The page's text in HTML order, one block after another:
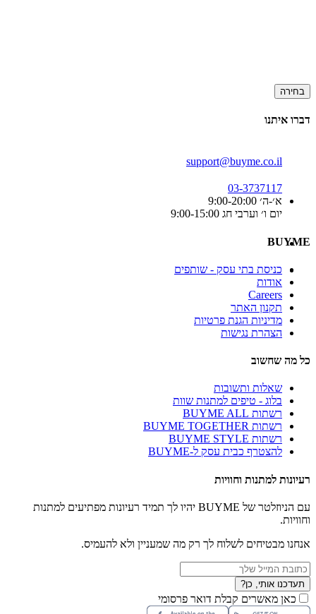
בחירה
דברו איתנו
support@buyme.co.il
03-3737117
א׳-ה׳ 9:00-20:00
יום ו׳ וערבי חג 9:00-15:00
BUYME
כניסת בתי עסק - שותפים
אודות
Careers
תקנון האתר
מדיניות הגנת פרטיות
הצהרת נגישות
כל מה שחשוב
שאלות ותשובות
בלוג - טיפים למתנות שוות
רשתות BUYME ALL
רשתות BUYME TOGETHER
רשתות BUYME STYLE
להצטרף כבית עסק ל-BUYME
רעיונות למתנות וחוויות
עם הניוזלטר של BUYME יהיו לך תמיד רעיונות מפתיעים למתנות
וחוויות.
אנחנו מבטיחים לשלוח לך רק מה שמעניין ולא להעמיס.
תעדכנו אותי, כן?
כאן מאשרים קבלת דואר פרסומי